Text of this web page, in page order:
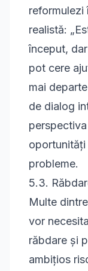
reformulezi
realistă:
început,
pot cere
mai
de dialog
probleme.
5.3.
Multe
vor
răbdare și
ambițios